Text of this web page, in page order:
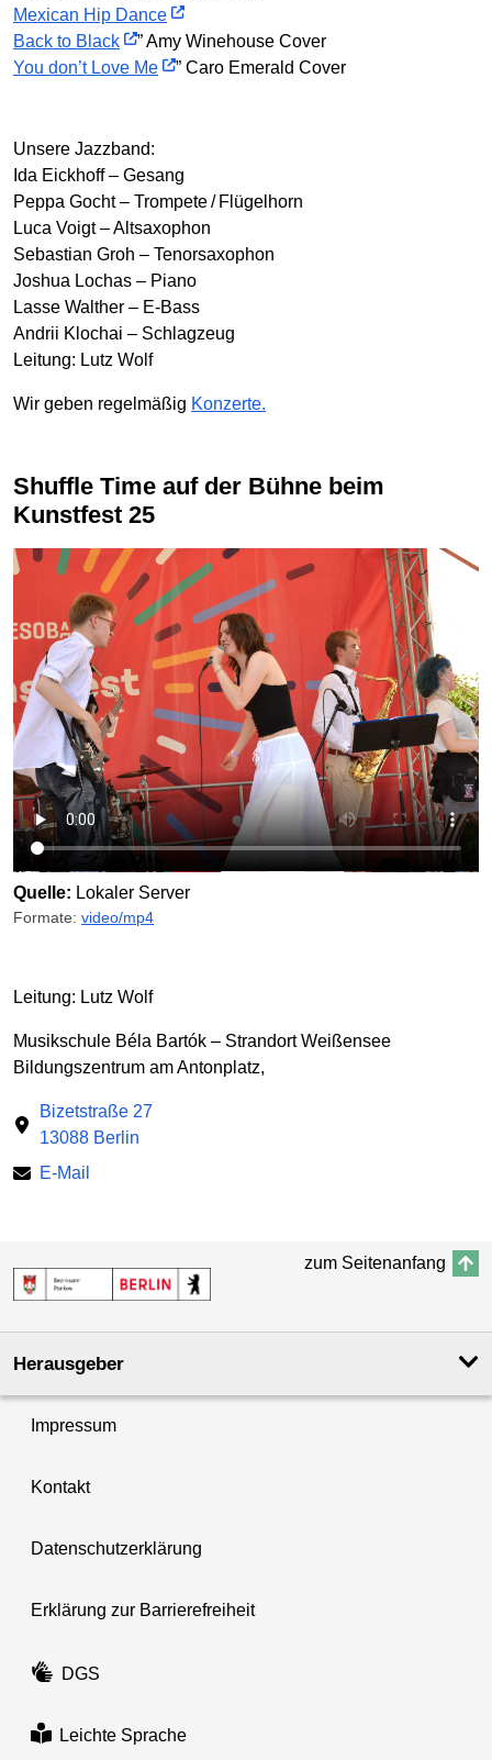
Mexican Hip Dance
Back to Black
” Amy Winehouse Cover
You don’t Love Me
” Caro Emerald Cover
Unsere Jazzband:
Ida Eickhoff – Gesang
Peppa Gocht – Trompete / Flügelhorn
Luca Voigt – Altsaxophon
Sebastian Groh – Tenorsaxophon
Joshua Lochas – Piano
Lasse Walther – E-Bass
Andrii Klochai – Schlagzeug
Leitung: Lutz Wolf
Wir geben regelmäßig Konzerte.
Shuffle Time auf der Bühne beim
Kunstfest 25
Quelle: Lokaler Server
Formate: video/mp4
Leitung: Lutz Wolf
Musikschule Béla Bartók – Strandort Weißensee
Bildungszentrum am Antonplatz,
Bizetstraße 27
13088 Berlin
E-Mail
zum Seitenanfang
Herausgeber
Impressum
Kontakt
Datenschutzerklärung
Erklärung zur Barrierefreiheit
DGS
Leichte Sprache